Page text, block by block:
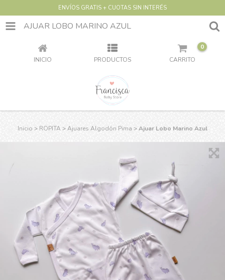
ENVÍOS GRATIS + CUOTAS SIN INTERÉS
AJUAR LOBO MARINO AZUL
INICIO PRODUCTOS CARRITO
0
Inicio > ROPITA>Ajuares Algodón Pima >Ajuar Lobo Marino Azul